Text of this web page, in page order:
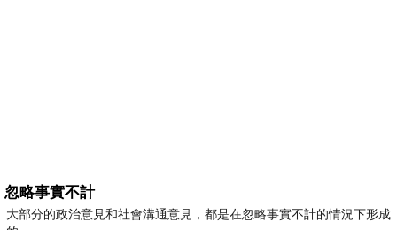
忽略事實不計
大部分的政治意見和社會溝通意見，都是在忽略事實不計的情況下形成